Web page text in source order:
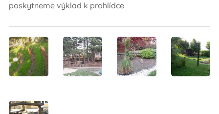
poskytneme výklad k prohlídce